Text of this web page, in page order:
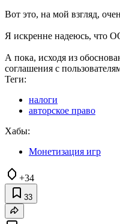
Вот это, на мой взгляд,
Я искренне надеюсь, что
А пока, исходя из
соглашения с
Теги:
налоги
авторское право
Хабы:
Монетизация игр
+34
33